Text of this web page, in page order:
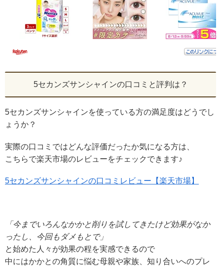
5セカンズサンシャインの口コミと評判は？
5セカンズサンシャインを使っている方の満足度はどうでし
ょうか？
実際の口コミではどんな評価だったか気になる方は、
こちらで楽天市場のレビューをチェックできます♪
5セカンズサンシャインの口コミレビュー【楽天市場】
「今までいろんなかかと削りを試してきたけど効果がなか
ったし、今回もダメもとで」
と始めた人々が効果の程を実感できるので
中にはかかとの角質に悩む母親や家族、知り合いへのプレ